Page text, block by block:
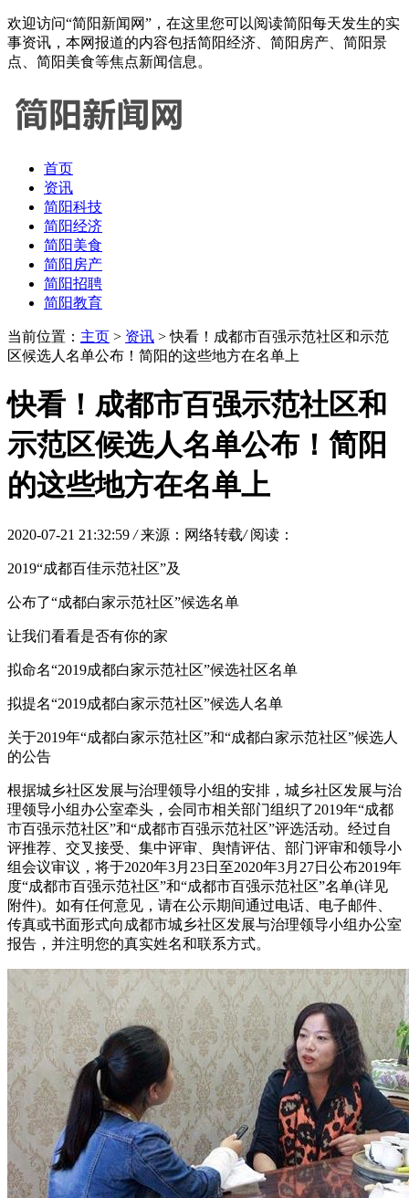
欢迎访问“简阳新闻网”，在这里您可以阅读简阳每天发生的实
事资讯，本网报道的内容包括简阳经济、简阳房产、简阳景
点、简阳美食等焦点新闻信息。
首页
资讯
简阳科技
简阳经济
简阳美食
简阳房产
简阳招聘
简阳教育
当前位置： 主页 > 资讯 > 快看！成都市百强示范社区和示范
区候选人名单公布！简阳的这些地方在名单上
快看！成都市百强示范社区和
示范区候选人名单公布！简阳
的这些地方在名单上
2020-07-21 21:32:59 / 来源：网络转载/ 阅读：
2019“成都百佳示范社区”及
公布了“成都白家示范社区”候选名单
让我们看看是否有你的家
拟命名“2019成都白家示范社区”候选社区名单
拟提名“2019成都白家示范社区”候选人名单
关于2019年“成都白家示范社区”和“成都白家示范社区”候选人
的公告
根据城乡社区发展与治理领导小组的安排，城乡社区发展与治
理领导小组办公室牵头，会同市相关部门组织了2019年“成都
市百强示范社区”和“成都市百强示范社区”评选活动。经过自
评推荐、交叉接受、集中评审、舆情评估、部门评审和领导小
组会议审议，将于2020年3月23日至2020年3月27日公布2019年
度“成都市百强示范社区”和“成都市百强示范社区”名单(详见
附件)。如有任何意见，请在公示期间通过电话、电子邮件、
传真或书面形式向成都市城乡社区发展与治理领导小组办公室
报告，并注明您的真实姓名和联系方式。